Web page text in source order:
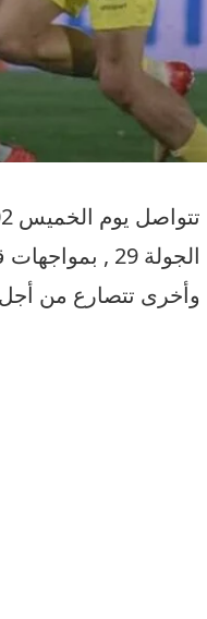
الجولة 29 ,
وأخرى تتصارع من أجل